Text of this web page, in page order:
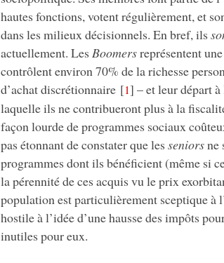
hautes fonctions, votent régulièrement, et
dans les milieux décisionnels. En bref, ils
actuellement. Les Boomersreprésentent
contrôlent environ 70% de la richesse
d’achat discrétionnaire[1] – et leur départ
laquelle ils ne contribueront plus à la
façon lourde de programmes sociaux
pas étonnant de constater que les seniorsne
programmes dont ils bénéficient (même si
la pérennité de ces acquis vu le prix
population est particulièrement sceptique à
hostile à l’idée d’une hausse des impôts
inutiles pour eux.